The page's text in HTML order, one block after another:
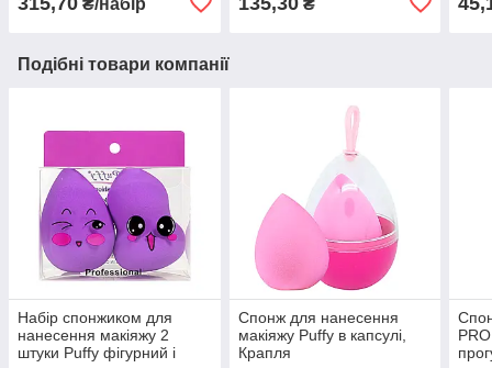
Подібні товари компанії
Набір спонжиком для
нанесення макіяжу 2
штуки Puffy фігурний і
Спонж для нанесення
макіяжу Puffy в капсулі,
Крапля